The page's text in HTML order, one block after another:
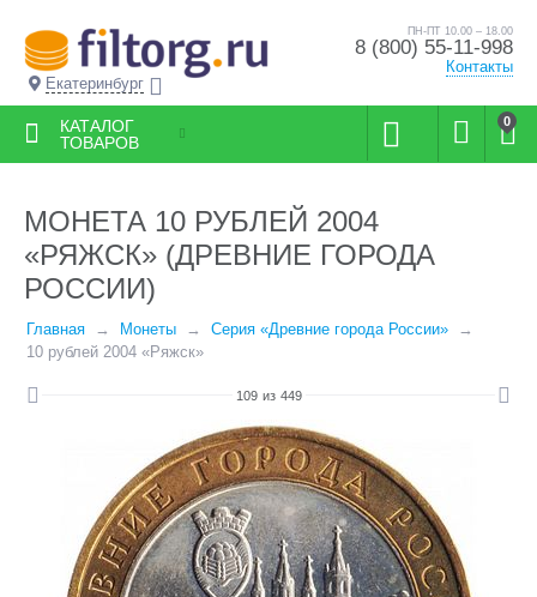
Екатеринбург
ПН-ПТ 10.00 – 18.00
8 (800) 55-11-998
Контакты
0
КАТАЛОГ
ТОВАРОВ
МОНЕТА 10 РУБЛЕЙ 2004
«РЯЖСК» (ДРЕВНИЕ ГОРОДА
РОССИИ)
Главная Монеты
Серия «Древние города России»
10 рублей 2004 «Ряжск»
109 из 449